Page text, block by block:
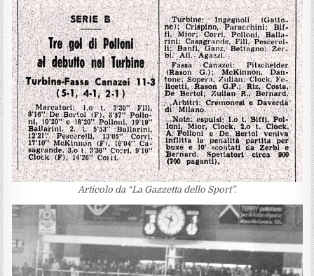
Articolo da “La Gazzetta dello Sport”.